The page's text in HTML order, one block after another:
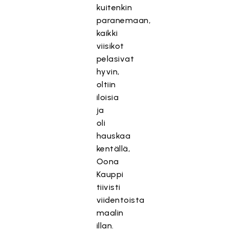
kuitenkin
paranemaan,
kaikki
viisikot
pelasivat
hyvin,
oltiin
iloisia
ja
oli
hauskaa
kentällä,
Oona
Kauppi
tiivisti
viidentoista
maalin
illan.